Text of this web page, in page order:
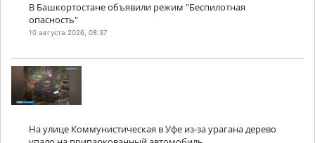
В Башкортостане объявили режим "Беспилотная
опасность"
10 августа 2026, 08:37
На улице Коммунистическая в Уфе из-за урагана дерево